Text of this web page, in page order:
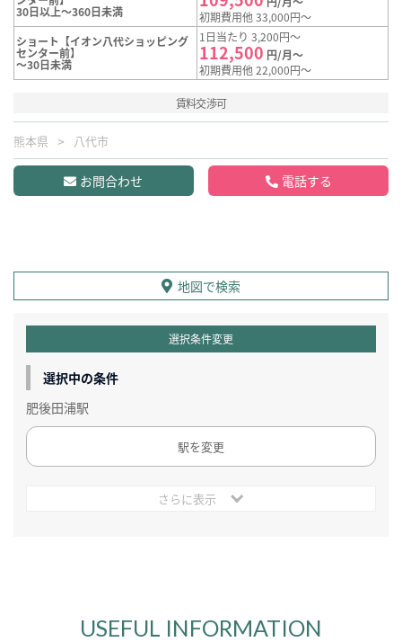
30日以上～360日未満
初期費用他 33,000円～
ショート【イオン八代ショッピング
センター前】
～30日未満
1日当たり 3,200円～
112,500 円/月～
初期費用他 22,000円～
賃料交渉可
熊本県 八代市
お問合わせ 電話する
地図で検索
選択条件変更
選択中の条件
肥後田浦駅
駅を変更
さらに表示
USEFUL INFORMATION